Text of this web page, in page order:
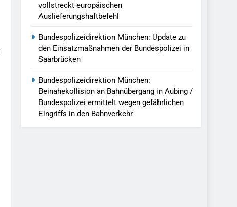
vollstreckt europäischen
Auslieferungshaftbefehl
Bundespolizeidirektion München: Update zu
den Einsatzmaßnahmen der Bundespolizei in
Saarbrücken
Bundespolizeidirektion München:
Beinahekollision an Bahnübergang in Aubing /
Bundespolizei ermittelt wegen gefährlichen
Eingriffs in den Bahnverkehr